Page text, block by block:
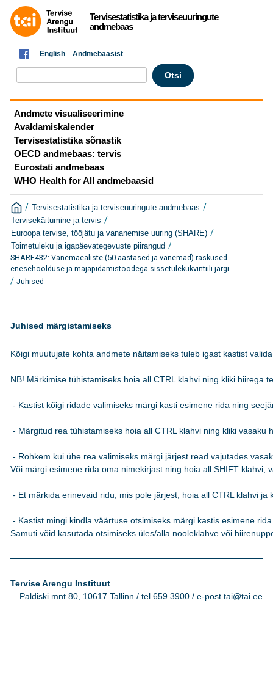
Tervisestatistika ja terviseuuringute
andmebaas
English Andmebaasist
Andmete visualiseerimine
Avaldamiskalender
Tervisestatistika sõnastik
OECD andmebaas: tervis
Eurostati andmebaas
WHO Health for All andmebaasid
/ Tervisestatistika ja terviseuuringute andmebaas /
Tervisekäitumine ja tervis /
Euroopa tervise, tööjätu ja vananemise uuring (SHARE) /
Toimetuleku ja igapäevategevuste piirangud /
SHARE432: Vanemaealiste (50-aastased ja vanemad) raskused
enesehoolduse ja majapidamistöödega sissetulekukvintiili järgi
/ Juhised
Juhised märgistamiseks
Kõigi muutujate kohta andmete näitamiseks tuleb igast kastist
NB! Märkimise tühistamiseks hoia all CTRL klahvi ning kliki hiirega
- Kastist kõigi ridade valimiseks märgi kasti esimene rida ning
- Märgitud rea tühistamiseks hoia all CTRL klahvi ning kliki vasaku
- Rohkem kui ühe rea valimiseks märgi järjest read vajutades
Või märgi esimene rida oma nimekirjast ning hoia all SHIFT klahvi,
- Et märkida erinevaid ridu, mis pole järjest, hoia all CTRL klahvi
- Kastist mingi kindla väärtuse otsimiseks märgi kastis esimene
Samuti võid kasutada otsimiseks üles/alla nooleklahve või
Tervise Arengu Instituut
Paldiski mnt 80, 10617 Tallinn / tel 659 3900 / e-post tai@tai.ee